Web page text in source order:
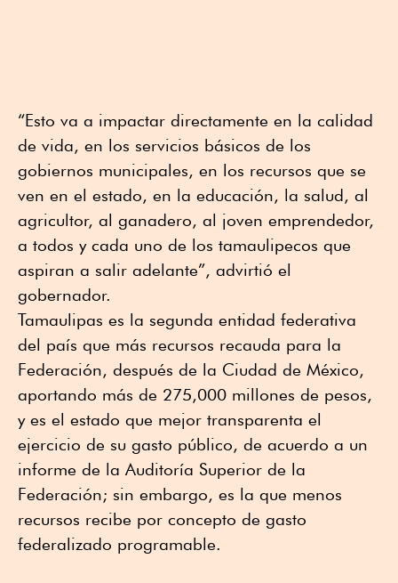
“Esto va a impactar directamente en la calidad
de vida, en los servicios básicos de los
gobiernos municipales, en los recursos que se
ven en el estado, en la educación, la salud, al
agricultor, al ganadero, al joven emprendedor,
a todos y cada uno de los tamaulipecos que
aspiran a salir adelante”, advirtió el
gobernador.
Tamaulipas es la segunda entidad federativa
del país que más recursos recauda para la
Federación, después de la Ciudad de México,
aportando más de 275,000 millones de pesos,
y es el estado que mejor transparenta el
ejercicio de su gasto público, de acuerdo a un
informe de la Auditoría Superior de la
Federación; sin embargo, es la que menos
recursos recibe por concepto de gasto
federalizado programable.